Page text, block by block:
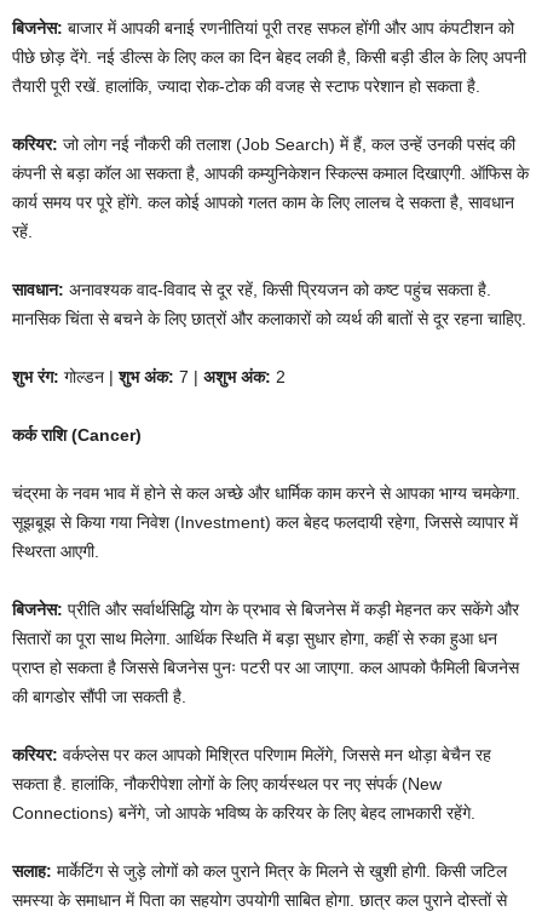
बिजनेस: बाजार में आपकी बनाई रणनीतियां पूरी तरह सफल होंगी और आप कंपटीशन को
पीछे छोड़ देंगे. नई डील्स के लिए कल का दिन बेहद लकी है, किसी बड़ी डील के लिए अपनी
तैयारी पूरी रखें. हालांकि, ज्यादा रोक-टोक की वजह से स्टाफ परेशान हो सकता है.
करियर: जो लोग नई नौकरी की तलाश (Job Search) में हैं, कल उन्हें उनकी पसंद की
कंपनी से बड़ा कॉल आ सकता है, आपकी कम्युनिकेशन स्किल्स कमाल दिखाएगी. ऑफिस के
कार्य समय पर पूरे होंगे. कल कोई आपको गलत काम के लिए लालच दे सकता है, सावधान
रहें.
सावधान: अनावश्यक वाद-विवाद से दूर रहें, किसी प्रियजन को कष्ट पहुंच सकता है.
मानसिक चिंता से बचने के लिए छात्रों और कलाकारों को व्यर्थ की बातों से दूर रहना चाहिए.
शुभ रंग: गोल्डन |शुभ अंक: 7 | अशुभ अंक: 2
कर्क राशि (Cancer)
चंद्रमा के नवम भाव में होने से कल अच्छे और धार्मिक काम करने से आपका भाग्य चमकेगा.
सूझबूझ से किया गया निवेश (Investment) कल बेहद फलदायी रहेगा, जिससे व्यापार में
स्थिरता आएगी.
बिजनेस: प्रीति और सर्वार्थसिद्धि योग के प्रभाव से बिजनेस में कड़ी मेहनत कर सकेंगे और
सितारों का पूरा साथ मिलेगा. आर्थिक स्थिति में बड़ा सुधार होगा, कहीं से रुका हुआ धन
प्राप्त हो सकता है जिससे बिजनेस पुनः पटरी पर आ जाएगा. कल आपको फैमिली बिजनेस
की बागडोर सौंपी जा सकती है.
करियर: वर्कप्लेस पर कल आपको मिश्रित परिणाम मिलेंगे, जिससे मन थोड़ा बेचैन रह
सकता है. हालांकि, नौकरीपेशा लोगों के लिए कार्यस्थल पर नए संपर्क (New
Connections) बनेंगे, जो आपके भविष्य के करियर के लिए बेहद लाभकारी रहेंगे.
सलाह: मार्केटिंग से जुड़े लोगों को कल पुराने मित्र के मिलने से खुशी होगी. किसी जटिल
समस्या के समाधान में पिता का सहयोग उपयोगी साबित होगा. छात्र कल पुराने दोस्तों से